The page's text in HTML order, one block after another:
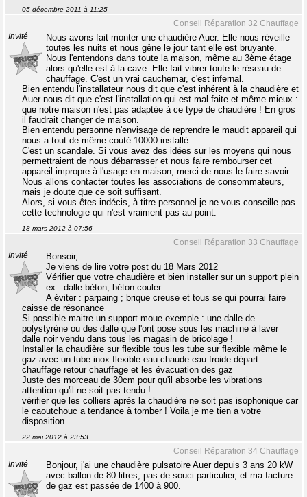
05 décembre 2011 à 11:25
Conseil Réparation 32 Chauffage
Invité
Nous avons fait monter une chaudière Auer. Elle nous réveille
toutes les nuits et nous gêne le jour tant elle est bruyante.
Nous l'entendons dans toute la maison, même au 3ème étage
alors qu'elle est à la cave. Elle fait vibrer toute le réseau de
chauffage. C'est un vrai cauchemar, c'est infernal.
Bien entendu l'installateur nous dit que c'est inhérent à la chaudière et
Auer nous dit que c'est l'installation qui est mal faite et même mieux :
que notre maison n'est pas adaptée à ce type de chaudière ! En gros
il faudrait changer de maison.
Bien entendu personne n'envisage de reprendre le maudit appareil qui
nous a tout de même couté 10000 installé.
C'est un scandale. Si vous avez des idées sur les moyens qui nous
permettraient de nous débarrasser et nous faire rembourser cet
appareil impropre à l'usage en maison, merci de nous le faire savoir.
Nous allons contacter toutes les associations de consommateurs,
mais je doute que ce soit suffisant.
Alors, si vous êtes indécis, à titre personnel je ne vous conseille pas
cette technologie qui n'est vraiment pas au point.
18 mars 2012 à 07:56
Conseil Réparation 33 Chauffage
Invité
Bonsoir,
Je viens de lire votre post du 18 Mars 2012
Vérifier que votre chaudière et bien installer sur un support plein
ex : dalle béton, béton couler...
A éviter : parpaing ; brique creuse et tous se qui pourrai faire
caisse de résonance
Si possible maitre un support moue exemple : une dalle de
polystyrène ou des dalle que l'ont pose sous les machine à laver
dalle noir vendu dans tous les magasin de bricolage !
Installer la chaudière sur flexible tous les tube sur flexible même le
gaz avec un tube inox flexible eau chaude eau froide départ
chauffage retour chauffage et les évacuation des gaz
Juste des morceau de 30cm pour qu'il absorbe les vibrations
attention qu'il ne soit pas tendu !
vérifier que les colliers après la chaudière ne soit pas isophonique car
le caoutchouc a tendance à tomber ! Voila je me tien a votre
disposition.
22 mai 2012 à 23:53
Conseil Réparation 34 Chauffage
Invité
Bonjour, j'ai une chaudière pulsatoire Auer depuis 3 ans 20 kW
avec ballon de 80 litres, pas de souci particulier, et ma facture
de gaz est passée de 1400 à 900.